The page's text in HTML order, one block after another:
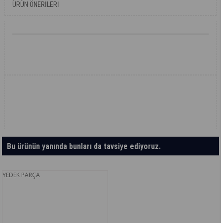
ÜRÜN ÖNERILERI
Bu ürünün yanında bunları da tavsiye ediyoruz.
YEDEK PARÇA